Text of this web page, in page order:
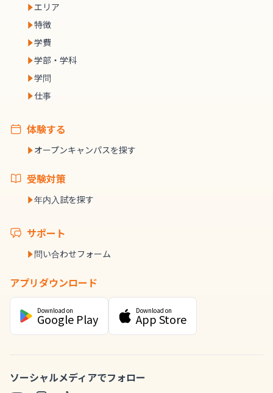
エリア
特徴
学費
学部・学科
学問
仕事
体験する
オープンキャンパスを探す
受験対策
年内入試を探す
サポート
問い合わせフォーム
アプリダウンロード
Download on
Google Play
Download on
App Store
ソーシャルメディアでフォロー